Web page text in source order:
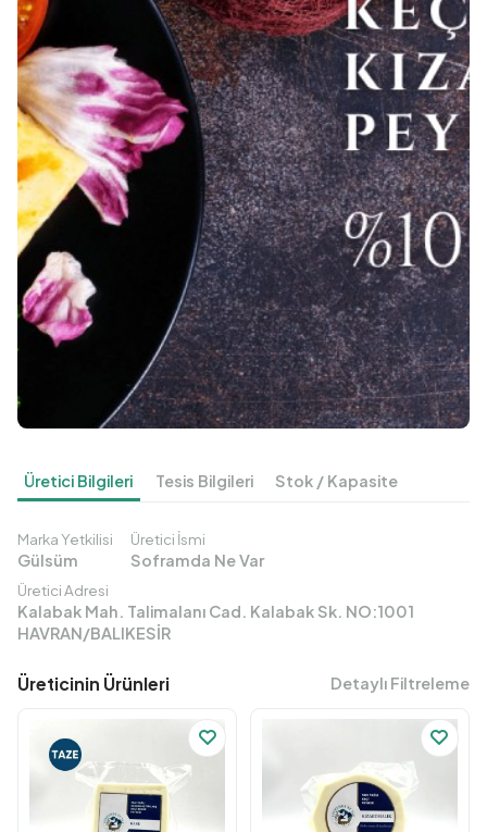
Üretici Bilgileri Tesis Bilgileri Stok / Kapasite
Marka Yetkilisi
Gülsüm
Üretici İsmi
Soframda Ne Var
Üretici Adresi
Kalabak Mah. Talimalanı Cad. Kalabak Sk. NO:1001
HAVRAN/BALIKESİR
Üreticinin Ürünleri Detaylı Filtreleme